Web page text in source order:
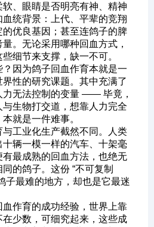
、眼睛是否明亮有神、精神
统背景：上代、平辈的竞翔
优良基因；甚至连鸽子的脾
。无论采用哪种回血方式，
细节来支撑，缺一不可。
因为鸽子回血作育本就是一
性的研究课题。其中充满了
力无法控制的变量 —— 毕竟，
生物打交道，想靠人力完全
就是一件难事。
工业化生产截然不同。人类
辆一模一样的汽车、十架毫
最成熟的回血方法，也绝无
的鸽子。这份 “不可复制
子最难的地方，却也是它最迷
作育的成功经验，世界上靠
少数，可细究起来，这些成